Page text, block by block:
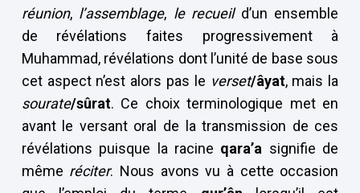
réunion, l’assemblage, le recueild’un ensemble
de révélations faites progressivement à
Muhammad, révélations dont l’unité de base sous
cet aspect n’est alors pas le verset/âyat, mais la
sourate/sûrat. Ce choix terminologique met en
avant le versant oral de la transmission de ces
révélations puisque la racine qara’a signifie de
même réciter. Nous avons vu à cette occasion